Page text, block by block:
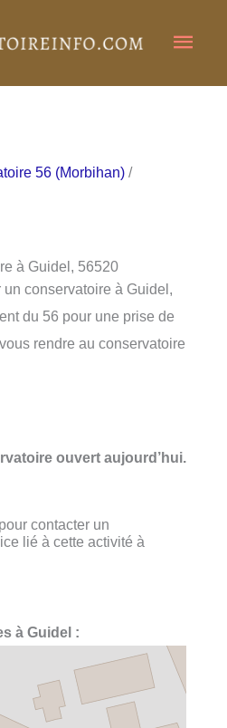
56 (Morbihan) /
à Guidel, 56520
conservatoire à Guidel,
du 56 pour une prise de
rendre au conservatoire
ouvert aujourd’hui.
contacter un
lié à cette activité à
à Guidel :